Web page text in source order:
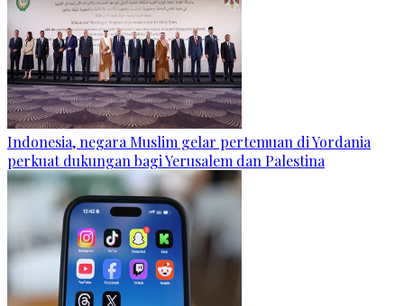
Indonesia, negara Muslim gelar pertemuan di Yordania
perkuat dukungan bagi Yerusalem dan Palestina